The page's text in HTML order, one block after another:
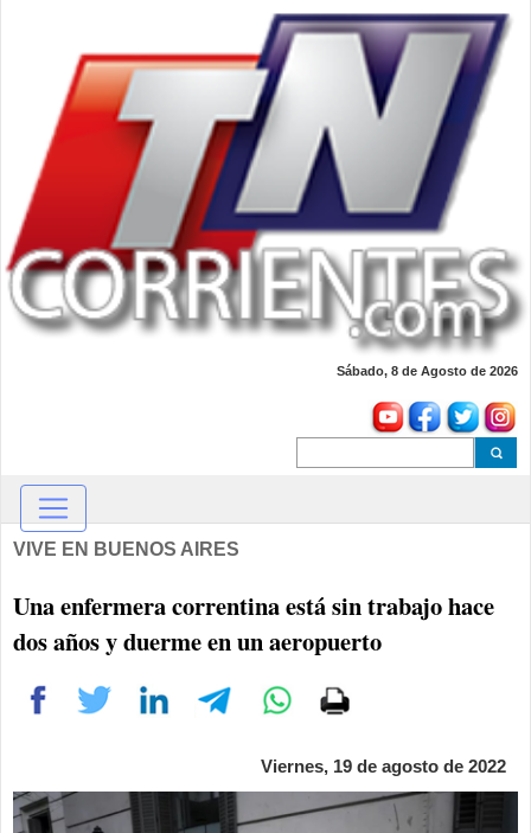
Sábado, 8 de Agosto de 2026
VIVE EN BUENOS AIRES
Una enfermera correntina está sin trabajo hace
dos años y duerme en un aeropuerto
Viernes, 19 de agosto de 2022